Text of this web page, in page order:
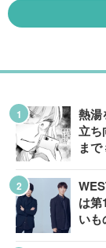
熱湯
立ち
まで
は
いも